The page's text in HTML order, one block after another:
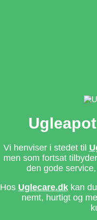
Vi henviser i stedet til
men som fortsat
den gode
Hos Uglecare.dkkan du
nemt, hurtigt og